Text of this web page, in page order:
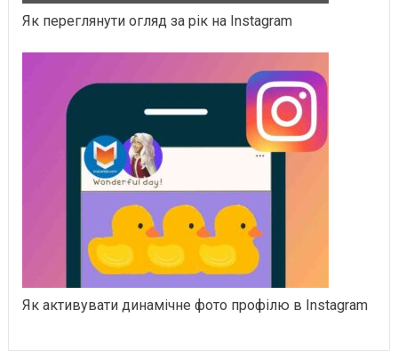
Як переглянути огляд за рік на Instagram
Як активувати динамічне фото профілю в Instagram